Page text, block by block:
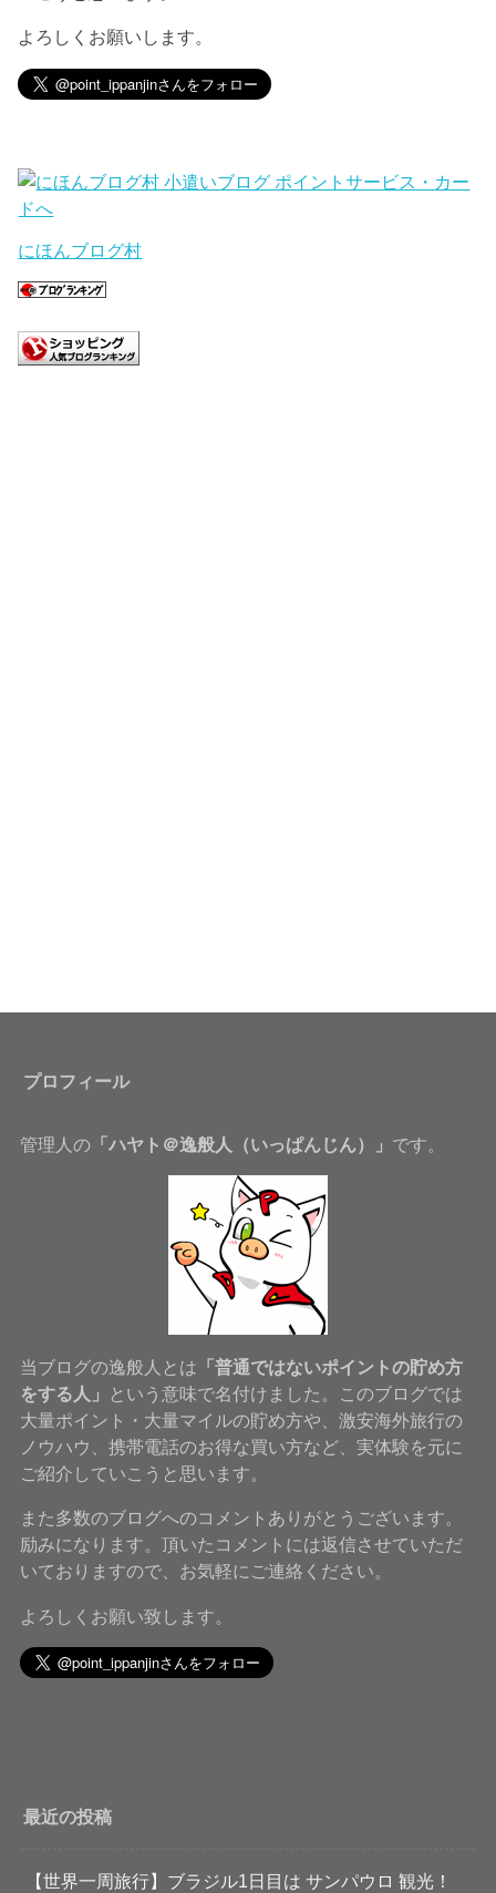
よろしくお願いします。
にほんブログ村
プロフィール
管理人の「ハヤト＠逸般人（いっぱんじん）」 です。
当ブログの逸般人とは 「普通ではないポイントの貯め方
をする人」
という意味で名付けました。このブログでは
大量ポイント・大量マイルの貯め方や、激安海外旅行の
ノウハウ、携帯電話のお得な買い方など、実体験を元に
ご紹介していこうと思います。
また多数のブログへのコメントありがとうございます。
励みになります。頂いたコメントには返信させていただ
いておりますので、お気軽にご連絡ください。
よろしくお願い致します。
最近の投稿
【世界一周旅行】ブラジル1日目は サンパウロ 観光！